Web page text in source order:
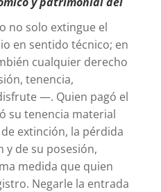
no solo extingue el
en sentido técnico; en
cualquier derecho
tenencia,
—. Quien pagó el
su tenencia material
extinción, la pérdida
y de su posesión,
medida que quien
Negarle la entrada